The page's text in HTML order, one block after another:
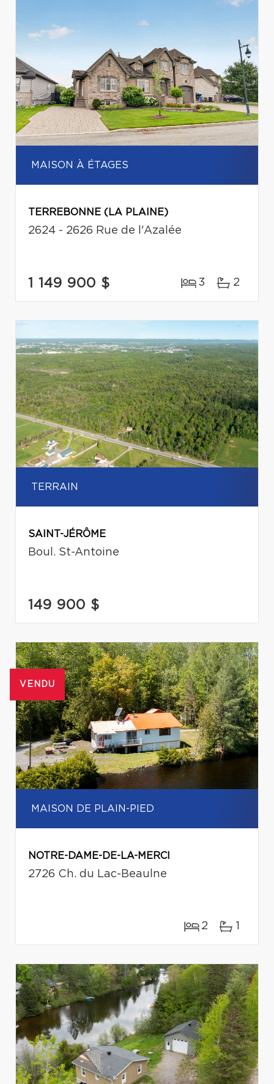
MAISON À ÉTAGES
TERREBONNE (LA PLAINE)
2624 - 2626 Rue de l'Azalée
1 149 900 $ 3 2
TERRAIN
SAINT-JÉRÔME
Boul. St-Antoine
149 900 $
VENDU
MAISON DE PLAIN-PIED
NOTRE-DAME-DE-LA-MERCI
2726 Ch. du Lac-Beaulne
2 1